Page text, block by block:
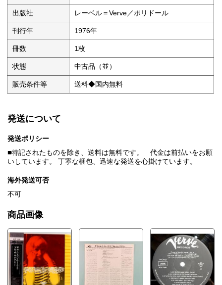
出版社 レーベル＝Verve／ポリドール
刊行年 1976年
冊数 1枚
状態 中古品（並）
販売条件等 送料◆国内無料
発送について
発送ポリシー
■特記されたものを除き、送料は無料です。 代金は前払いをお願
いしています。 丁寧な梱包、迅速な発送を心掛けています。
海外発送可否
不可
商品画像